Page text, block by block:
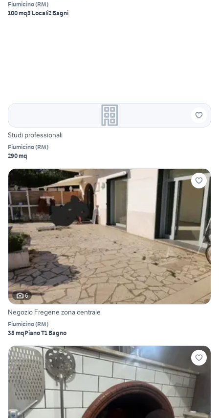
Fiumicino(RM)
100 mq5 Locali2 Bagni
Studi professionali
Fiumicino(RM)
290 mq
6
Negozio Fregene zona centrale
Fiumicino(RM)
38 mqPiano T1 Bagno